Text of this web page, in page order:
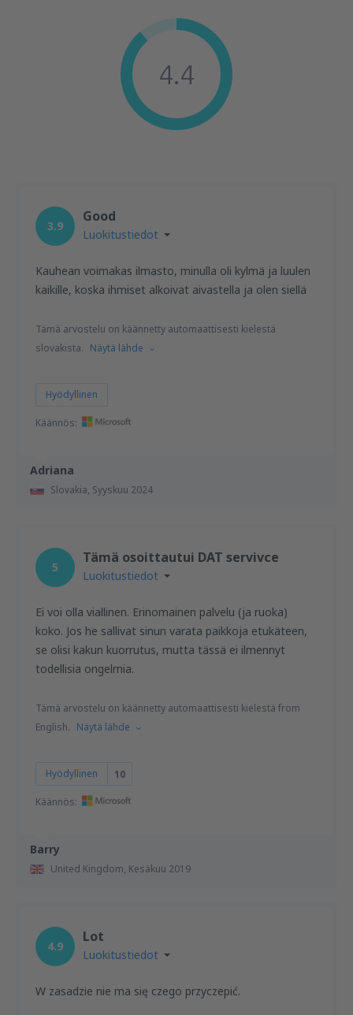
4.4
Adriana
Slovakia, Syyskuu 2024
3.9
Good
Luokitustiedot
Kauhean voimakas ilmasto, minulla oli kylmä ja luulen
kaikille, koska ihmiset alkoivat aivastella ja olen siellä
Tämä arvostelu on käännetty automaattisesti kielestä
slovakista. Näytä lähde
Hyödyllinen
Käännös:
Barry
United Kingdom, Kesäkuu 2019
5
Tämä osoittautui DAT servivce
Luokitustiedot
Ei voi olla viallinen. Erinomainen palvelu (ja ruoka)
koko. Jos he sallivat sinun varata paikkoja etukäteen,
se olisi kakun kuorrutus, mutta tässä ei ilmennyt
todellisia ongelmia.
Tämä arvostelu on käännetty automaattisesti kielestä from
English. Näytä lähde
Hyödyllinen 10
Käännös:
4.9
Lot
Luokitustiedot
W zasadzie nie ma się czego przyczepić.